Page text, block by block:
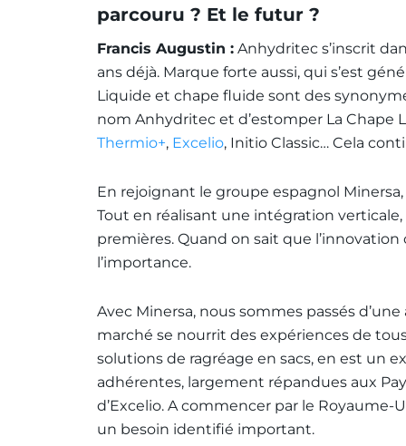
parcouru ? Et le futur ?
Francis Augustin : Anhydritec s’inscrit
ans déjà. Marque forte aussi, qui s’est
Liquide et chape fluide sont des
nom Anhydritec et d’estomper La
Thermio+, Excelio, Initio Classic… Cela
En rejoignant le groupe espagnol
Tout en réalisant une intégration
premières. Quand on sait que
l’importance.
Avec Minersa, nous sommes passés
marché se nourrit des expériences de
solutions de ragréage en sacs, en est un
adhérentes, largement répandues aux
d’Excelio. A commencer par le
un besoin identifié important.